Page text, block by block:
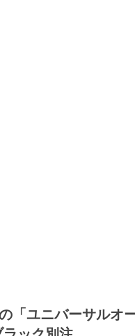
「ユニバーサルオ